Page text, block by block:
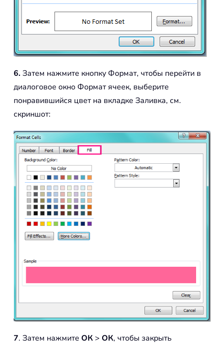
6.Затем нажмите кнопку Формат, чтобы перейти в
диалоговое окно Формат ячеек, выберите
понравившийся цвет на вкладке Заливка, см.
скриншот:
7. Затем нажмите ОК > ОК, чтобы закрыть